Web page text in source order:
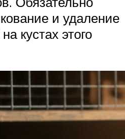
и удаление
кустах этого